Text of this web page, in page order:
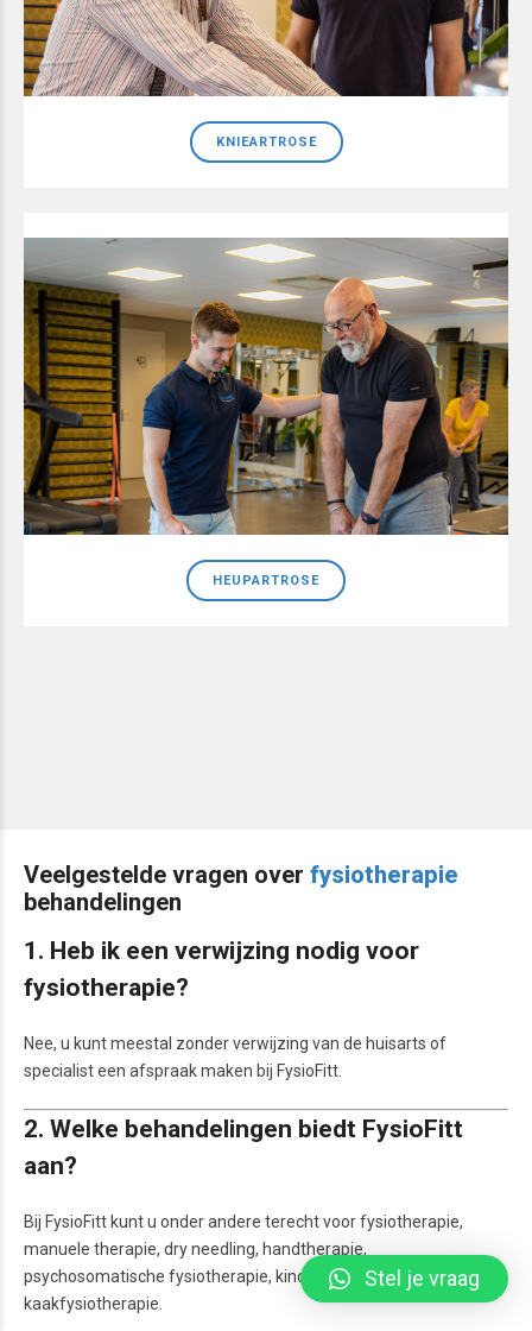
KNIEARTROSE
HEUPARTROSE
Veelgestelde vragen over fysiotherapie
behandelingen
1. Heb ik een verwijzing nodig voor
fysiotherapie?
Nee, u kunt meestal zonder verwijzing van de huisarts of
specialist een afspraak maken bij FysioFitt.
2. Welke behandelingen biedt FysioFitt
aan?
Bij FysioFitt kunt u onder andere terecht voor fysiotherapie,
manuele therapie, dry needling, handtherapie,
psychosomatische fysiotherapie, kinderfysiotherapie en
kaakfysiotherapie.
Stel je vraag